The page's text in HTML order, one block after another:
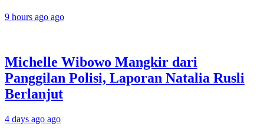
9 hours ago ago
Michelle Wibowo Mangkir dari
Panggilan Polisi, Laporan Natalia Rusli
Berlanjut
4 days ago ago